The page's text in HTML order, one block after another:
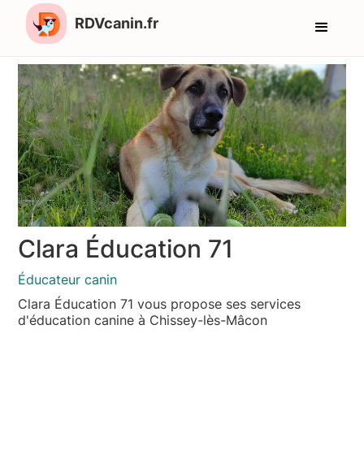
RDVcanin.fr
Clara Éducation 71
Éducateur canin
Clara Éducation 71 vous propose ses services
d'éducation canine à Chissey-lès-Mâcon